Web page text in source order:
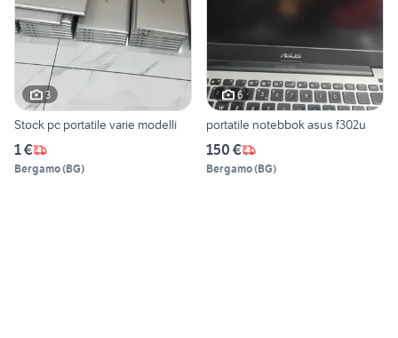
3
Stock pc portatile varie modelli
1 €
Bergamo(BG)
6
portatile notebbok asus f302u
150 €
Bergamo(BG)